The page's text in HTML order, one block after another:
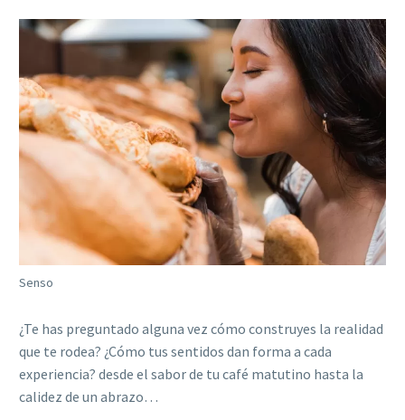
Senso
¿Te has preguntado alguna vez cómo construyes la realidad
que te rodea? ¿Cómo tus sentidos dan forma a cada
experiencia? desde el sabor de tu café matutino hasta la
calidez de un abrazo…